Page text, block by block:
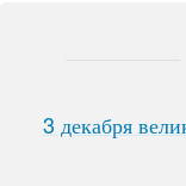
3 декабря